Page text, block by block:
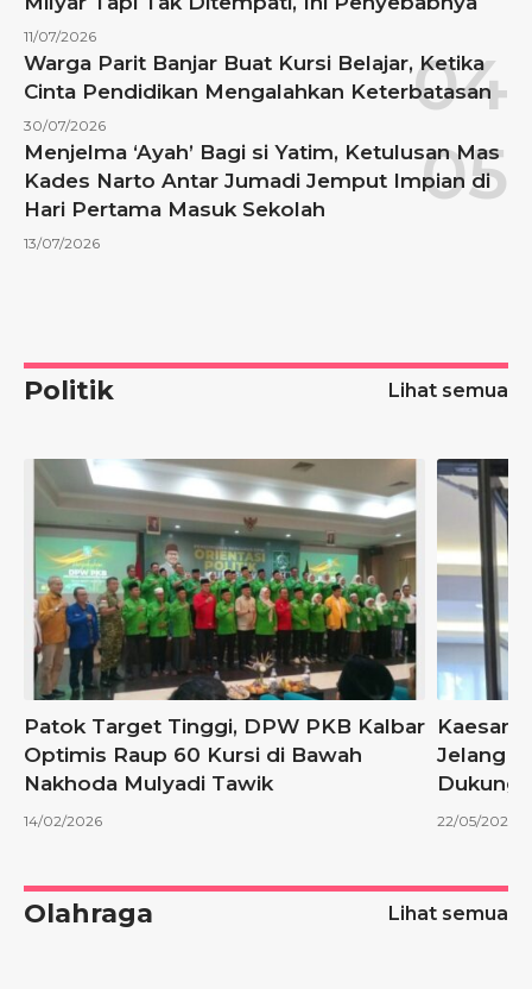
11/07/2026
Warga Parit Banjar Buat Kursi Belajar, Ketika
Cinta Pendidikan Mengalahkan Keterbatasan
30/07/2026
Menjelma ‘Ayah’ Bagi si Yatim, Ketulusan Mas
Kades Narto Antar Jumadi Jemput Impian di
Hari Pertama Masuk Sekolah
13/07/2026
Politik Lihat semua
Patok Target Tinggi, DPW PKB Kalbar
Optimis Raup 60 Kursi di Bawah
Nakhoda Mulyadi Tawik
14/02/2026
Jelang
22/05/2025
Olahraga Lihat semua